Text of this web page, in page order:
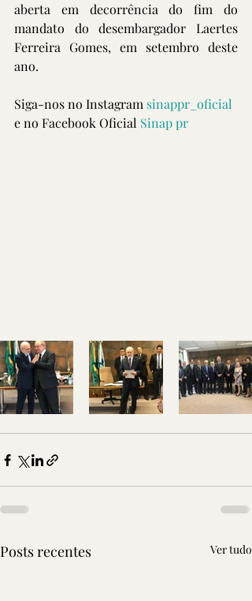
aberta em decorrência do fim do
mandato do desembargador Laertes
Ferreira Gomes, em setembro deste
ano.
Siga-nos no Instagram sinappr_oficial
e no Facebook Oficial Sinap pr
Posts recentes Ver tudo